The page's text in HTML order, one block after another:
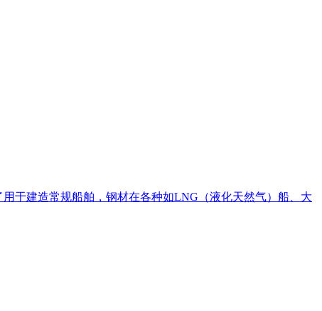
于建造常规船舶，钢材在各种如LNG（液化天然气）船、大